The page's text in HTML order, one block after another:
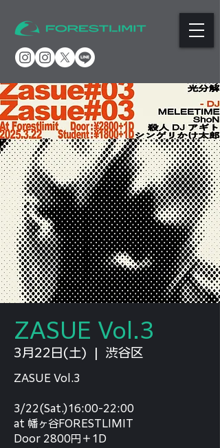
ZASUE Vol.3
3月22日(土) 渋谷区
ZASUE Vol.3
3/22(Sat.)16:00-22:00
at 幡ヶ谷FORESTLIMIT
Door 2800円＋1D